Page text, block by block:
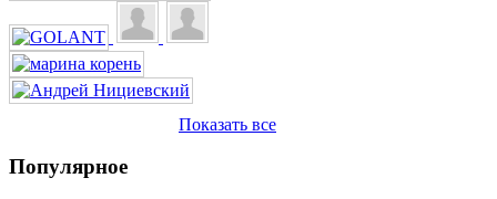
Показать все
Популярное